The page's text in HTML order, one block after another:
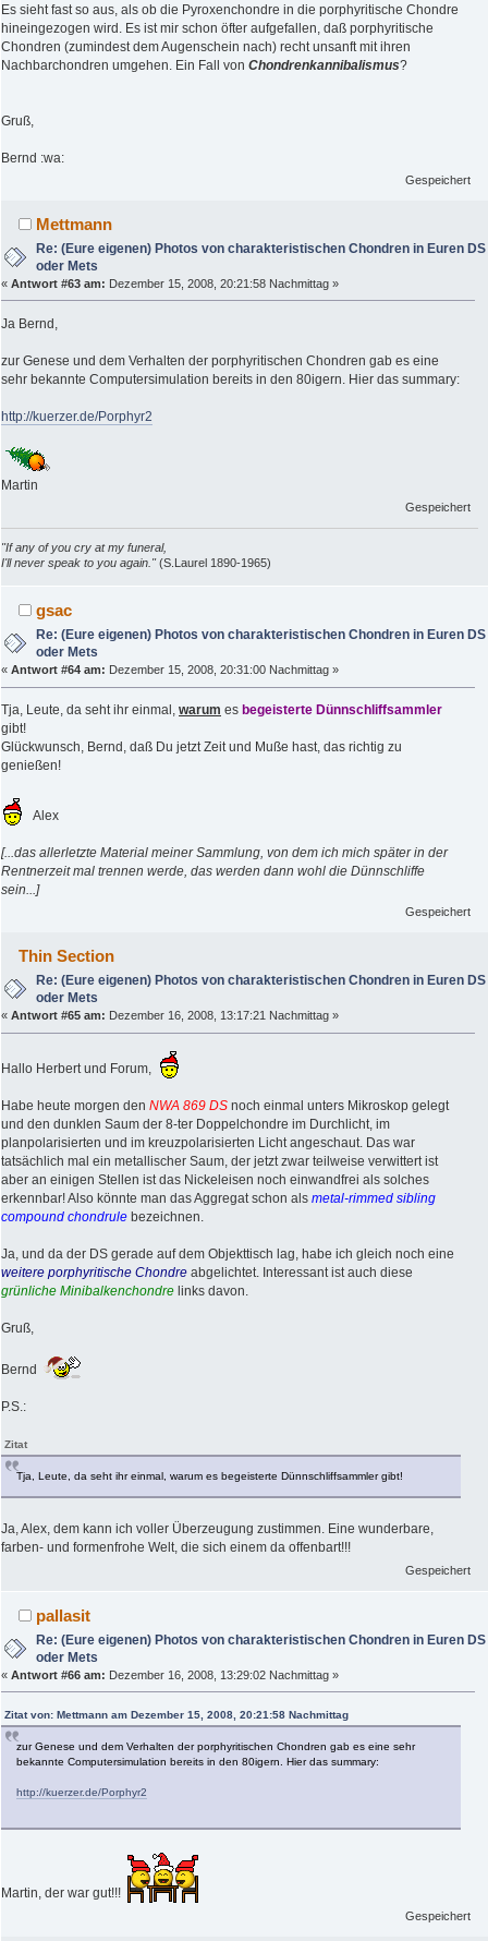
Es sieht fast so aus, als ob die Pyroxenchondre in die porphyritische Chondre
hineingezogen wird. Es ist mir schon öfter aufgefallen, daß porphyritische
Chondren (zumindest dem Augenschein nach) recht unsanft mit ihren
Nachbarchondren umgehen. Ein Fall von Chondrenkannibalismus?
Gruß,
Bernd :wa:
Gespeichert
Mettmann
Re: (Eure eigenen) Photos von charakteristischen Chondren in Euren DS
oder Mets
« Antwort #63 am: Dezember 15, 2008, 20:21:58 Nachmittag »
Ja Bernd,
zur Genese und dem Verhalten der porphyritischen Chondren gab es eine
sehr bekannte Computersimulation bereits in den 80igern. Hier das summary:
http://kuerzer.de/Porphyr2
Martin
Gespeichert
"If any of you cry at my funeral,
I'll never speak to you again."(S.Laurel 1890-1965)
gsac
Re: (Eure eigenen) Photos von charakteristischen Chondren in Euren DS
oder Mets
« Antwort #64 am: Dezember 15, 2008, 20:31:00 Nachmittag »
Tja, Leute, da seht ihr einmal, warum es begeisterte Dünnschliffsammler
gibt!
Glückwunsch, Bernd, daß Du jetzt Zeit und Muße hast, das richtig zu
genießen!
Alex
[...das allerletzte Material meiner Sammlung, von dem ich mich später in der
Rentnerzeit mal trennen werde, das werden dann wohl die Dünnschliffe
sein...]
Gespeichert
Thin Section
Re: (Eure eigenen) Photos von charakteristischen Chondren in Euren DS
oder Mets
« Antwort #65 am: Dezember 16, 2008, 13:17:21 Nachmittag »
Hallo Herbert und Forum,
Habe heute morgen den NWA 869 DS noch einmal unters Mikroskop gelegt
und den dunklen Saum der 8-ter Doppelchondre im Durchlicht, im
planpolarisierten und im kreuzpolarisierten Licht angeschaut. Das war
tatsächlich mal ein metallischer Saum, der jetzt zwar teilweise verwittert ist
aber an einigen Stellen ist das Nickeleisen noch einwandfrei als solches
erkennbar! Also könnte man das Aggregat schon als metal-rimmed sibling
compound chondrule bezeichnen.
Ja, und da der DS gerade auf dem Objekttisch lag, habe ich gleich noch eine
weitere porphyritische Chondre abgelichtet. Interessant ist auch diese
grünliche Minibalkenchondre links davon.
Gruß,
Bernd
P.S.:
Zitat
Tja, Leute, da seht ihr einmal, warum es begeisterte Dünnschliffsammler gibt!
Ja, Alex, dem kann ich voller Überzeugung zustimmen. Eine wunderbare,
farben- und formenfrohe Welt, die sich einem da offenbart!!!
Gespeichert
pallasit
Re: (Eure eigenen) Photos von charakteristischen Chondren in Euren DS
oder Mets
« Antwort #66 am: Dezember 16, 2008, 13:29:02 Nachmittag »
Zitat von: Mettmann am Dezember 15, 2008, 20:21:58 Nachmittag
zur Genese und dem Verhalten der porphyritischen Chondren gab es eine sehr
bekannte Computersimulation bereits in den 80igern. Hier das summary:
http://kuerzer.de/Porphyr2
Martin, der war gut!!!
Gespeichert